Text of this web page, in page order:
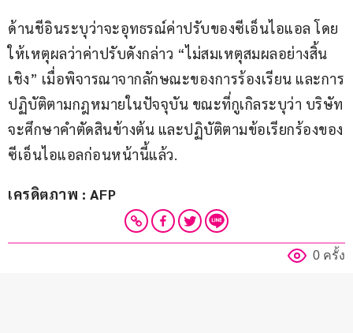
ด้านชีอินระบุว่าจะอุทธรณ์ค่าปรับของซีเอ็นไอแอล โดย
ให้เหตุผลว่าค่าปรับดังกล่าว “ไม่สมเหตุสมผลอย่างสิ้น
เชิง” เมื่อพิจารณาจากลักษณะของการร้องเรียน และการ
ปฏิบัติตามกฎหมายในปัจจุบัน ขณะที่กูเกิลระบุว่า บริษัท
จะศึกษาคำตัดสินข้างต้น และปฏิบัติตามข้อเรียกร้องของ
ซีเอ็นไอแอลก่อนหน้านี้แล้ว.
เครดิตภาพ : AFP
0 ครั้ง